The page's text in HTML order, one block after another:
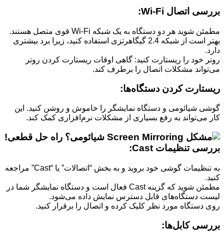
بررسی اتصال Wi-Fi:
مطمئن شوید هر دو دستگاه به یک شبکه Wi-Fi قوی متصل هستند.
بهتر است از شبکه 2.4 گیگاهرتزی استفاده کنید، زیرا برد بیشتری
دارد.
روتر خود را ریستارت کنید: گاهی اوقات ریستارت کردن روتر
می‌تواند مشکلات اتصال را برطرف کند.
ریستارت کردن دستگاه‌ها:
گوشی شیائومی و دستگاه نمایشگر را خاموش و روشن کنید. این
کار می‌تواند به رفع بسیاری از مشکلات نرم‌افزاری کمک کند.
بررسی تنظیمات Cast:
به تنظیمات گوشی خود بروید و به بخش “اتصالات” یا “Cast” مراجعه
کنید.
مطمئن شوید که گزینه Cast فعال است و دستگاه نمایشگر شما در
لیست دستگاه‌های قابل دسترس نمایش داده می‌شود.
روی دستگاه مورد نظر کلیک کرده و اتصال را برقرار کنید.
بررسی کابل‌ها: